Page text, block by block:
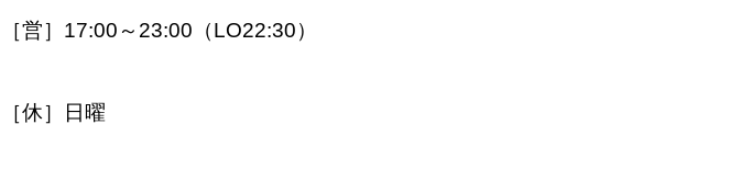
［営］17:00～23:00（LO22:30）
［休］日曜